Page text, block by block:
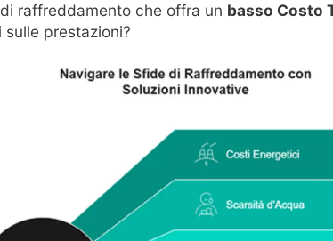
raffreddamento che offra un basso Costo
prestazioni?